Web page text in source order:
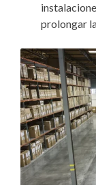
prolongar